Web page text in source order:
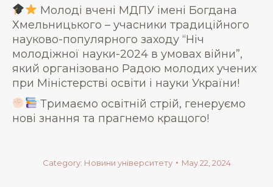
Молоді вчені МДПУ імені Богдана
Хмельницького – учасники традиційного
науково-популярного заходу “Ніч
молодіжної науки-2024 в умовах війни”,
який організовано Радою молодих учених
при Міністерстві освіти і науки України!
Тримаємо освітній стрій, генеруємо
нові знання та прагнемо кращого!
Category: Новини університету May 22, 2024